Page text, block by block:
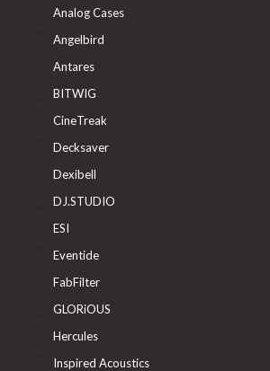
Analog Cases
Angelbird
Antares
BITWIG
CineTreak
Decksaver
Dexibell
DJ.STUDIO
ESI
Eventide
FabFilter
GLORiOUS
Hercules
Inspired Acoustics